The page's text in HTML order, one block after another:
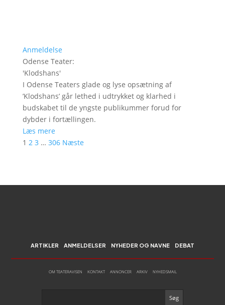
Anmeldelse
Odense Teater:
'Klodshans'
I Odense Teaters glade og lyse opsætning af
’Klodshans’ går lethed i udtrykket og klarhed i
budskabet til de yngste publikummer forud for
dybder i fortællingen.
Læs mere
1 2 3 … 306 Næste
ARTIKLER ANMELDELSER NYHEDER OG NAVNE DEBAT
OM TEATERAVISEN KONTAKT ANNONCER ARKIV NYHEDSMAIL